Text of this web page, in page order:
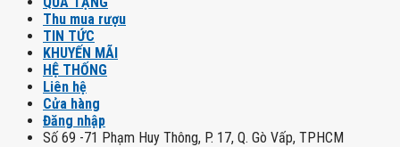
Thu mua rượu
TIN TỨC
KHUYẾN MÃI
HỆ THỐNG
Liên hệ
Cửa hàng
Đăng nhập
Số 69 -71 Phạm Huy Thông, P. 17, Q. Gò Vấp, TPHCM